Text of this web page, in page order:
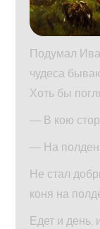
Подумал
чудеса
Хоть бы
— В кою
— На
Не стал
коня на
Едет и день,